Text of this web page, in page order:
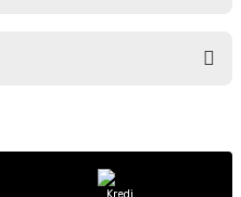
formunu kullanarak tarafımıza
siz yapın!